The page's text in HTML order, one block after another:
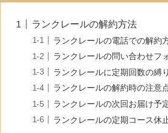
ランクレールの解約方法
ランクレールの電話での解約
ランクレールの問い合わせフ
ランクレールに定期回数の縛
ランクレールの解約時の注意
ランクレールの次回お届け予
ランクレールの定期コース休